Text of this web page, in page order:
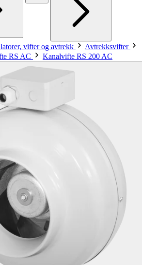
vifter og avtrekk
Avtrekksvifter
RS AC Kanalvifte RS 200 AC